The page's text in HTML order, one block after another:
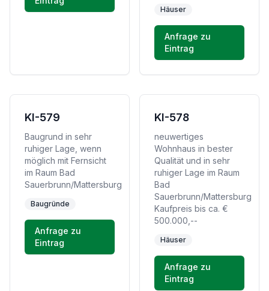
Häuser
Anfrage zu
Eintrag
KI-579
Baugrund in sehr
ruhiger Lage, wenn
möglich mit Fernsicht
im Raum Bad
Sauerbrunn/Mattersburg
Baugründe
Anfrage zu
Eintrag
KI-578
neuwertiges
Wohnhaus in bester
Qualität und in sehr
ruhiger Lage im Raum
Bad
Sauerbrunn/Mattersburg
Kaufpreis bis ca. €
500.000,--
Häuser
Anfrage zu
Eintrag